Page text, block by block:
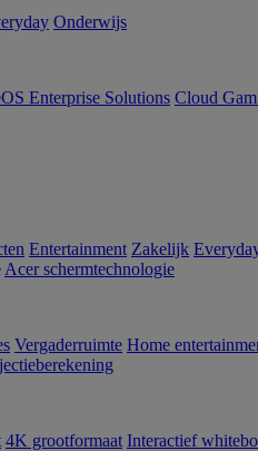
Onderwijs
Enterprise Solutions Cloud
Entertainment Zakelijk
Acer schermtechnologie
Vergaderruimte Home
4K grootformaat Interactief